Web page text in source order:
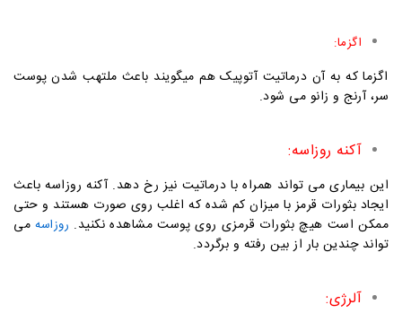
اگزما:
اگزما که به آن درماتیت آتوپیک هم میگویند باعث ملتهب شدن پوست
سر، آرنج و زانو می شود.
آکنه روزاسه:
این بیماری می تواند همراه با درماتیت نیز رخ دهد. آکنه روزاسه باعث
ایجاد بثورات قرمز با میزان کم شده که اغلب روی صورت هستند و حتی
ممکن است هیچ بثورات قرمزی روی پوست مشاهده نکنید. روزاسه می
تواند چندین بار از بین رفته و برگردد.
آلرژی: